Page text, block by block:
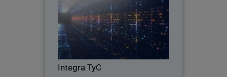
Integra TyC
Con el portfolio de WatchGuard, Integra
Canarias satisface las necesidades del
mercado aportando respuestas
sencillas a necesidades complejas.